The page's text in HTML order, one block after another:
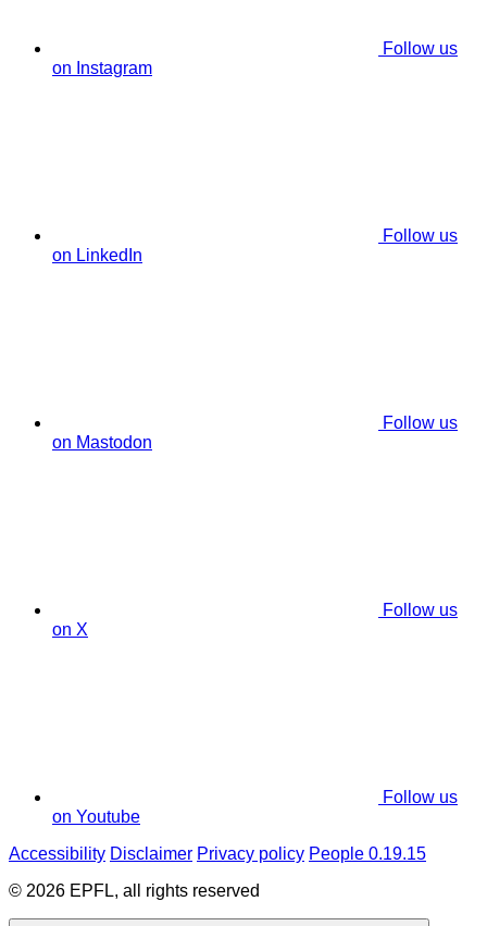
Follow us
on Instagram
Follow us
on LinkedIn
Follow us
on Mastodon
Follow us
on X
Follow us
on Youtube
Accessibility Disclaimer Privacy policy People 0.19.15
© 2026 EPFL, all rights reserved